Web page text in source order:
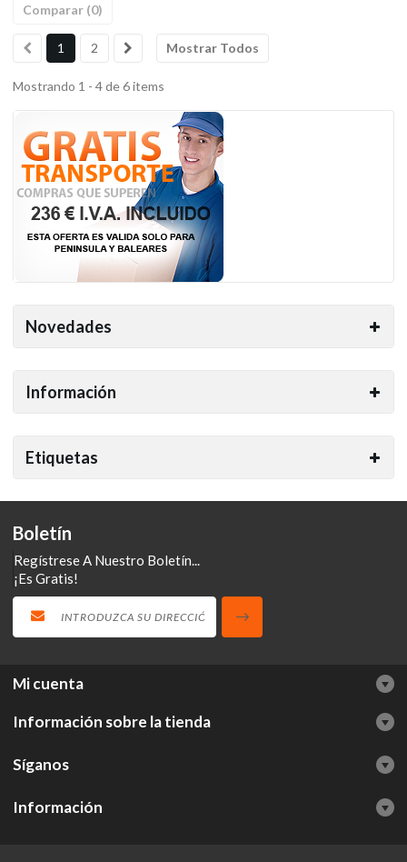
Comparar (0)
Mostrar Todos
1 2
Mostrando 1 - 4 de 6 items
Novedades
Información
Etiquetas
Boletín
Regístrese A Nuestro Boletín...
¡Es Gratis!
Mi cuenta
Información sobre la tienda
Síganos
Información